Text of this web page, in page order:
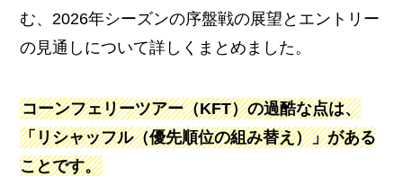
む、2026年シーズンの序盤戦の展望とエントリー
の見通しについて詳しくまとめました。
コーンフェリーツアー（KFT）の過酷な点は、
「リシャッフル（優先順位の組み替え）」がある
ことです。